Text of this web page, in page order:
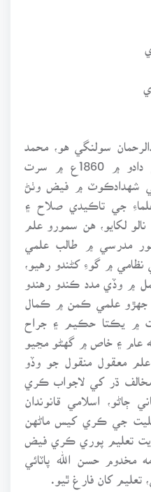
سولنگي هو، محمد
شهدادڪوٽ ۾ فيض وٺڻ
جي تاڪيدي صلاح ۽
لکايو، هن سمورو علم
مدرسي ۾ طالب علمي
نظامي ۾ گوءِ کڻندو رهيو،
۾ وڏي مدد ڪندو رهندو
جهڙو علمي ڪمن ۾ ڪمال
۾ يڪتا حڪيم ۽ جراح
عام ۽ خاص ۾ گهڻو مڃيو
معقول منقول جو وڏو
ڌر کي لاجواب ڪري
ڄاڻو، اسلامي قانوندان
جي ڪري کيس ماڻهن
تعليم پوري ڪري فيض
مخدوم حسن الله پاٽائي
کان فارغ ٿيو.